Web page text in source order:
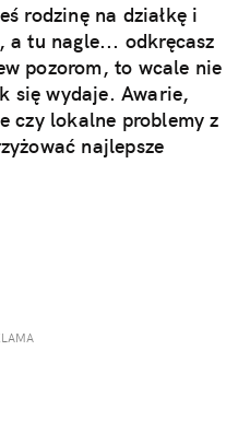
rodzinę na działkę i
a tu nagle... odkręcasz
pozorom, to wcale nie
się wydaje. Awarie,
czy lokalne problemy z
najlepsze